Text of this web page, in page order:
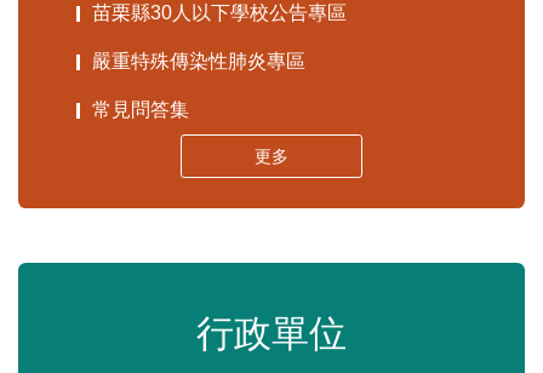
苗栗縣30人以下學校公告專區
嚴重特殊傳染性肺炎專區
常見問答集
更多
行政單位